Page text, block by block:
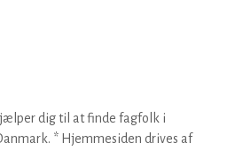
dig til at finde fagfolk i
* Hjemmesiden drives af